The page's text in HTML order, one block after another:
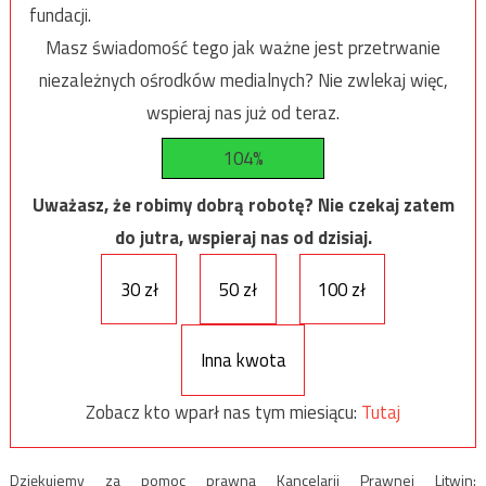
fundacji.
Masz świadomość tego jak ważne jest przetrwanie
niezależnych ośrodków medialnych? Nie zwlekaj więc,
wspieraj nas już od teraz.
104%
Uważasz, że robimy dobrą robotę? Nie czekaj zatem
do jutra, wspieraj nas od dzisiaj.
30 zł
50 zł 100 zł
Inna kwota
Zobacz kto wparł nas tym miesiącu: Tutaj
Dziękujemy za pomoc prawną Kancelarii Prawnej Litwin: